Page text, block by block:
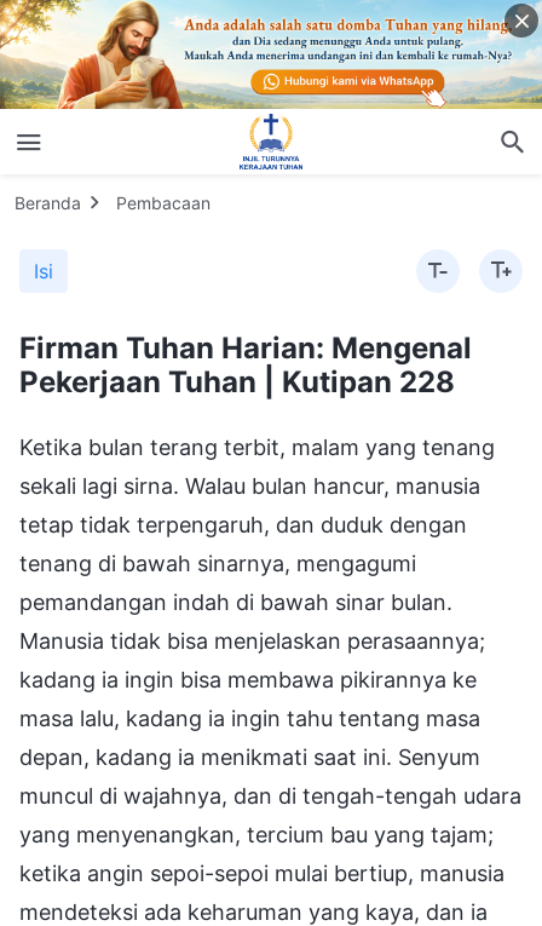
Beranda Pembacaan
Isi
Firman Tuhan Harian: Mengenal
Pekerjaan Tuhan | Kutipan 228
Ketika bulan terang terbit, malam yang tenang
sekali lagi sirna. Walau bulan hancur, manusia
tetap tidak terpengaruh, dan duduk dengan
tenang di bawah sinarnya, mengagumi
pemandangan indah di bawah sinar bulan.
Manusia tidak bisa menjelaskan perasaannya;
kadang ia ingin bisa membawa pikirannya ke
masa lalu, kadang ia ingin tahu tentang masa
depan, kadang ia menikmati saat ini. Senyum
muncul di wajahnya, dan di tengah-tengah udara
yang menyenangkan, tercium bau yang tajam;
ketika angin sepoi-sepoi mulai bertiup, manusia
mendeteksi ada keharuman yang kaya, dan ia